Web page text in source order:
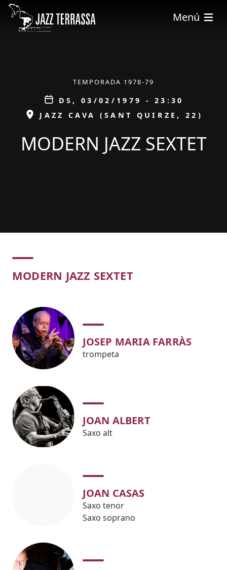
Vés al contingut
Menú
TEMPORADA 1978-79
Data
DS, 03/02/1979 - 23:30
ESPAI
JAZZ CAVA (SANT QUIRZE, 22)
MODERN JAZZ SEXTET
Concert
MODERN JAZZ SEXTET
JOSEP MARIA FARRÀS
trompeta
JOAN ALBERT
Saxo alt
JOAN CASAS
Saxo tenor
Saxo soprano